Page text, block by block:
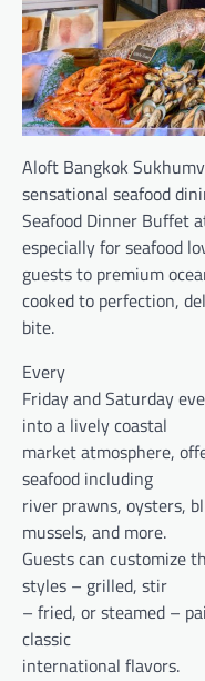
Aloft Bangkok
sensational seafood
Seafood Dinner Buffet
especially for seafood
guests to premium
cooked to perfection,
bite.
Every
Friday and Saturday
into a lively coastal
market atmosphere,
seafood including
river prawns, oysters,
mussels, and more.
Guests can customize
styles – grilled, stir
– fried, or steamed –
classic
international flavors.